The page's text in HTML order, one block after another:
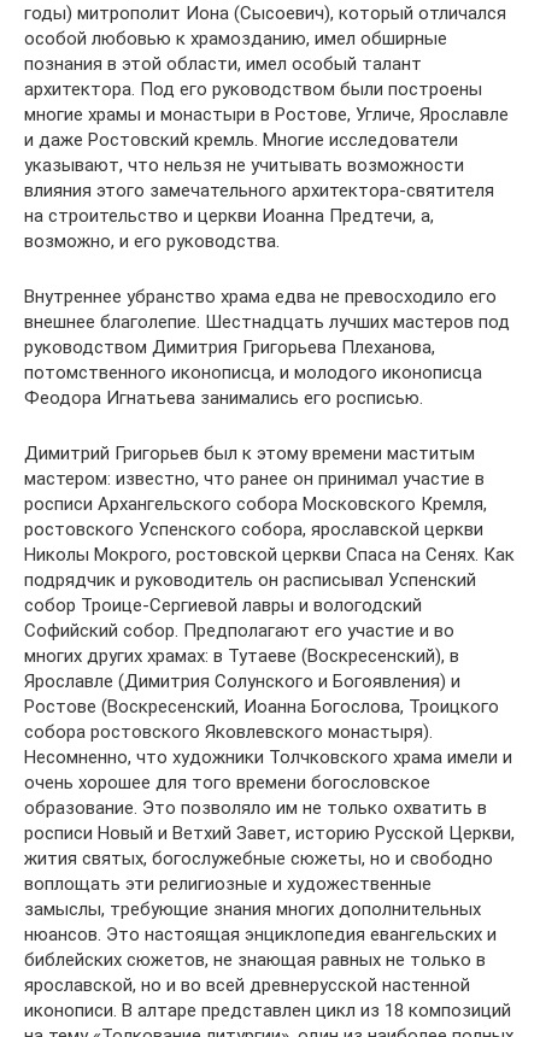
годы) митрополит Иона (Сысоевич), который отличался
особой любовью к храмозданию, имел обширные
познания в этой области, имел особый талант
архитектора. Под его руководством были построены
многие храмы и монастыри в Ростове, Угличе, Ярославле
и даже Ростовский кремль. Многие исследователи
указывают, что нельзя не учитывать возможности
влияния этого замечательного архитектора-святителя
на строительство и церкви Иоанна Предтечи, а,
возможно, и его руководства.
Внутреннее убранство храма едва не превосходило его
внешнее благолепие. Шестнадцать лучших мастеров под
руководством Димитрия Григорьева Плеханова,
потомственного иконописца, и молодого иконописца
Феодора Игнатьева занимались его росписью.
Димитрий Григорьев был к этому времени маститым
мастером: известно, что ранее он принимал участие в
росписи Архангельского собора Московского Кремля,
ростовского Успенского собора, ярославской церкви
Николы Мокрого, ростовской церкви Спаса на Сенях. Как
подрядчик и руководитель он расписывал Успенский
собор Троице-Сергиевой лавры и вологодский
Софийский собор. Предполагают его участие и во
многих других храмах: в Тутаеве (Воскресенский), в
Ярославле (Димитрия Солунского и Богоявления) и
Ростове (Воскресенский, Иоанна Богослова, Троицкого
собора ростовского Яковлевского монастыря).
Несомненно, что художники Толчковского храма имели и
очень хорошее для того времени богословское
образование. Это позволяло им не только охватить в
росписи Новый и Ветхий Завет, историю Русской Церкви,
жития святых, богослужебные сюжеты, но и свободно
воплощать эти религиозные и художественные
замыслы, требующие знания многих дополнительных
нюансов. Это настоящая энциклопедия евангельских и
библейских сюжетов, не знающая равных не только в
ярославской, но и во всей древнерусской настенной
иконописи. В алтаре представлен цикл из 18 композиций